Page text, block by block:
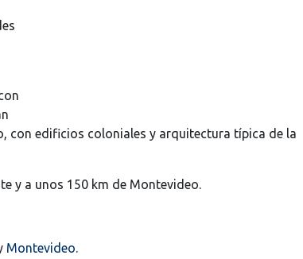
con edificios coloniales y arquitectura típica de la
y a unos 150 km de Montevideo.
Montevideo.